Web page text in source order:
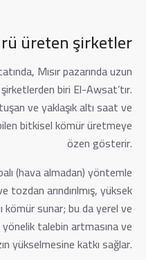
üreten şirketler
Mısır pazarında uzun
biri El-Awsat’tır.
ve yaklaşık altı saat ve
bitkisel kömür üretmeye
özen gösterir.
(hava almadan) yöntemle
arındırılmış, yüksek
sunar; bu da yerel ve
talebin artmasına ve
yükselmesine katkı sağlar.